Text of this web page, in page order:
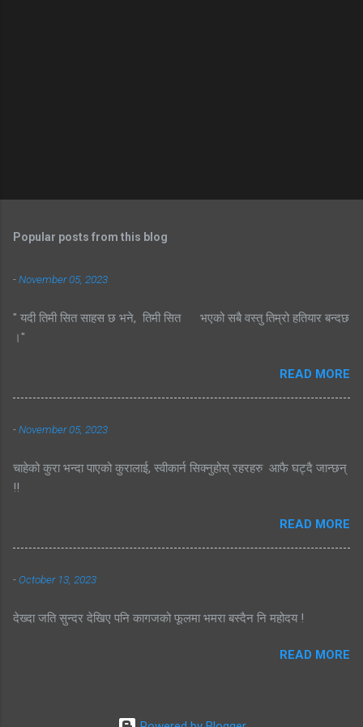
Popular posts from this blog
-November 05, 2023
" यदी तिमी सित साहस छ भने, तिमी सित भएको सबै वस्तु तिम्रो हतियार बन्दछ
।"
READ MORE
-November 05, 2023
चाहेको कुरा भन्दा पाएको कुरालाई, स्वीकार्न सिक्नुहोस् रहरहरु आफै घट्दै जान्छन्
!!
READ MORE
-October 13, 2023
देख्दा जति सुन्दर देखिए पनि कागजको फूलमा भमरा बस्दैन नि महोदय !
READ MORE